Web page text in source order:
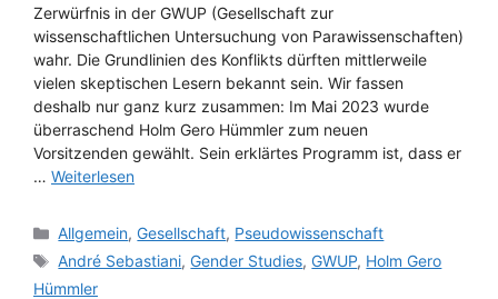
Zerwürfnis in der GWUP (Gesellschaft zur
wissenschaftlichen Untersuchung von Parawissenschaften)
wahr. Die Grundlinien des Konflikts dürften mittlerweile
vielen skeptischen Lesern bekannt sein. Wir fassen
deshalb nur ganz kurz zusammen: Im Mai 2023 wurde
überraschend Holm Gero Hümmler zum neuen
Vorsitzenden gewählt. Sein erklärtes Programm ist, dass er
… Weiterlesen
Kategorien
Allgemein,Gesellschaft, Pseudowissenschaft
Schlagwörter
André Sebastiani,Gender Studies,GWUP, Holm Gero
Hümmler